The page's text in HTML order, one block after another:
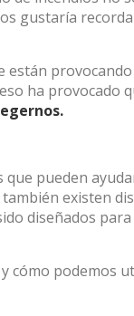
gustaría
están
ha provocado
pueden
existen
diseñados
cómo podemos
este tipo de cookies
de
en función del
guardar la
información sobre
la observación
con el perfil de